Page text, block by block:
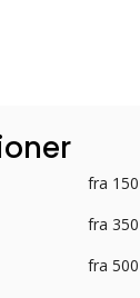
fra
fra
fra